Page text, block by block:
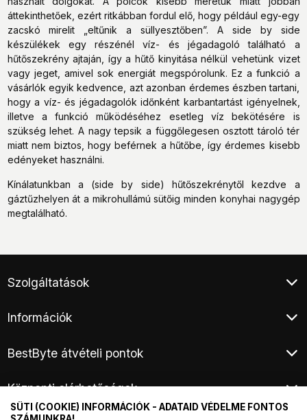
áttekinthetőek, ezért ritkábban fordul elő, hogy például egy-egy
zacskó mirelit „eltűnik a süllyesztőben”. A side by side
készülékek egy részénél víz- és jégadagoló található a
hűtőszekrény ajtaján, így a hűtő kinyitása nélkül vehetünk vizet
vagy jeget, amivel sok energiát megspórolunk. Ez a funkció a
vásárlók egyik kedvence, azt azonban érdemes észben tartani,
hogy a víz- és jégadagolók időnként karbantartást igényelnek,
illetve a funkció működéséhez esetleg víz bekötésére is
szükség lehet. A nagy tepsik a függőlegesen osztott tároló tér
miatt nem biztos, hogy beférnek a hűtőbe, így érdemes kisebb
edényeket használni.
Kínálatunkban a (side by side) hűtőszekrénytől kezdve a
gáztűzhelyen át a mikrohullámú sütőig minden konyhai nagygép
megtalálható.
Szolgáltatások
Klíma értékesítés
Áruhitel
E-hulladék átvétel
Fogyasztói elállás
Információk
Adatkezelési tájékoztató
Kárügyintézés, áruátvétel
Termék visszaküldés
BestByte átvételi pontok
Budapest XV. - Harsányi utca
Központi elérhetőségek
Telefon:+361 / 44 33 999
SÜTI (COOKIE) INFORMÁCIÓK - ADATAID VÉDELME FONTOS